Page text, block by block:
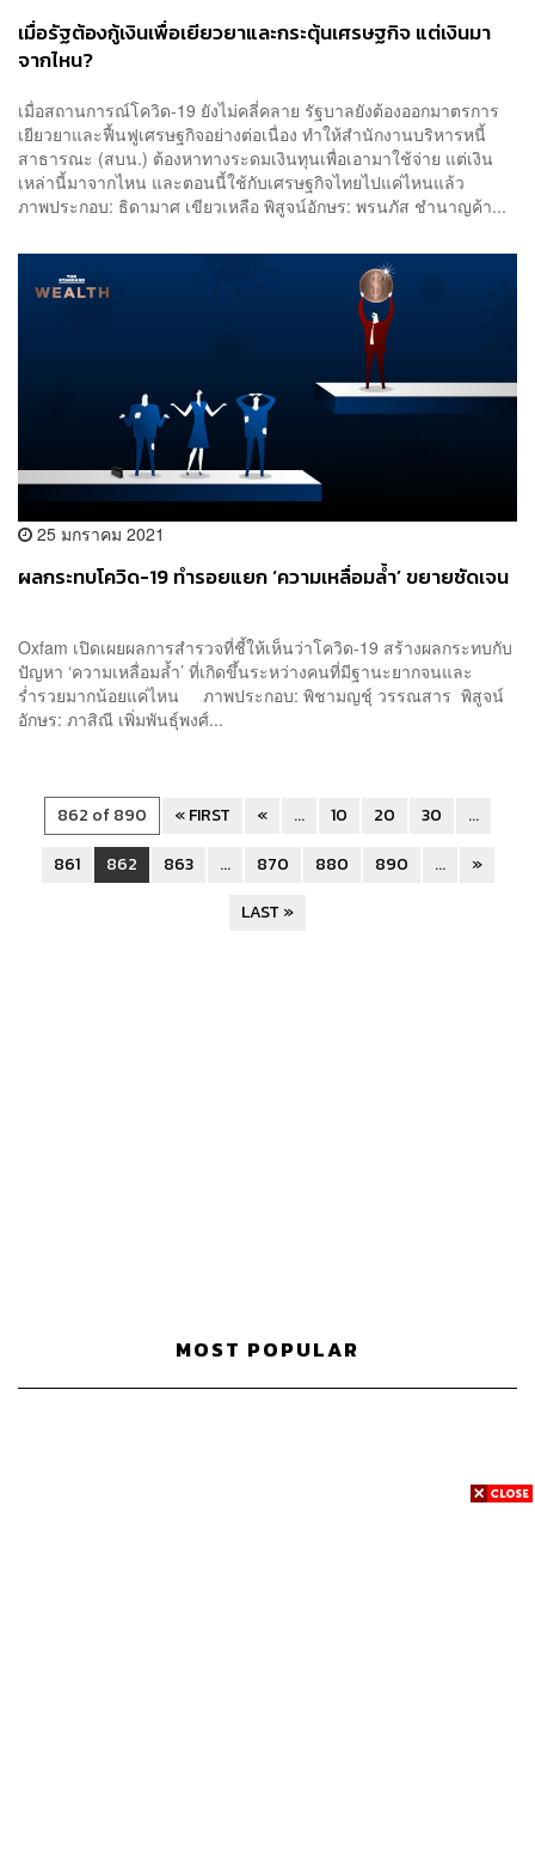
เมื่อรัฐต้องกู้เงินเพื่อเยียวยาและกระตุ้นเศรษฐกิจ แต่เงินมา
จากไหน?
เมื่อสถานการณ์โควิด-19 ยังไม่คลี่คลาย รัฐบาลยังต้องออกมาตรการ
เยียวยาและฟื้นฟูเศรษฐกิจอย่างต่อเนื่อง ทำให้สำนักงานบริหารหนี้
สาธารณะ (สบน.) ต้องหาทางระดมเงินทุนเพื่อเอามาใช้จ่าย แต่เงิน
เหล่านี้มาจากไหน และตอนนี้ใช้กับเศรษฐกิจไทยไปแค่ไหนแล้ว
ภาพประกอบ: ธิดามาศ เขียวเหลือ พิสูจน์อักษร: พรนภัส ชำนาญค้า...
25 มกราคม 2021
ผลกระทบโควิด-19 ทำรอยแยก ‘ความเหลื่อมล้ำ’ ขยายชัดเจน
Oxfam เปิดเผยผลการสำรวจที่ชี้ให้เห็นว่าโควิด-19 สร้างผลกระทบกับ
ปัญหา ‘ความเหลื่อมล้ำ’ ที่เกิดขึ้นระหว่างคนที่มีฐานะยากจนและ
ร่ำรวยมากน้อยแค่ไหน ภาพประกอบ: พิชามญชุ์ วรรณสาร พิสูจน์
อักษร: ภาสิณี เพิ่มพันธุ์พงศ์...
862 of 890 « FIRST « ... 10 20 30
...
861
862 863 ... 870 880 890 ...
»
LAST »
MOST POPULAR